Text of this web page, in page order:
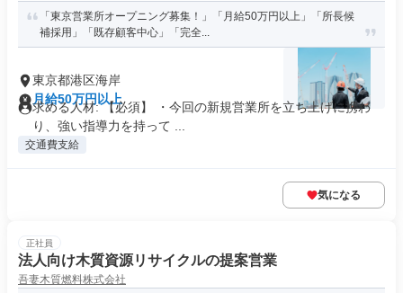
「東京営業所オープニング募集！」「月給50万円以上」「所長候
補採用」「既存顧客中心」「完全...
東京都港区海岸
月給50万円以上
求める人材: 【必須】 ・今回の新規営業所を立ち上げに携わ
り、強い指導力を持って ...
交通費支給
気になる
正社員
法人向け木質資源リサイクルの提案営業
吾妻木質燃料株式会社